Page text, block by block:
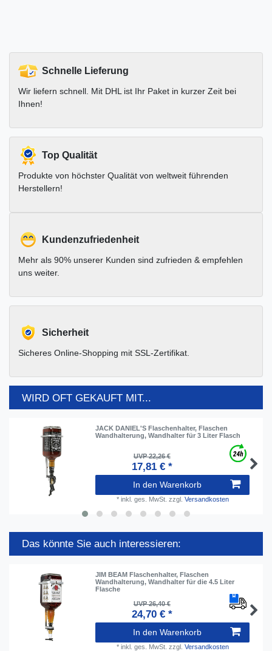
Schnelle Lieferung
Wir liefern schnell. Mit DHL ist Ihr Paket in kurzer Zeit bei
Ihnen!
Top Qualität
Produkte von höchster Qualität von weltweit führenden
Herstellern!
Kundenzufriedenheit
Mehr als 90% unserer Kunden sind zufrieden & empfehlen
uns weiter.
Sicherheit
Sicheres Online-Shopping mit SSL-Zertifikat.
WIRD OFT GEKAUFT MIT...
JACK DANIEL'S Flaschenhalter, Flaschen
Wandhalterung, Wandhalter für 3 Liter Flasch
UVP 22,26 €
17,81 € *
In den Warenkorb
* inkl. ges. MwSt. zzgl. Versandkosten
Das könnte Sie auch interessieren:
JIM BEAM Flaschenhalter, Flaschen
Wandhalterung, Wandhalter für die 4.5 Liter
Flasche
UVP 26,40 €
24,70 € *
In den Warenkorb
* inkl. ges. MwSt. zzgl. Versandkosten